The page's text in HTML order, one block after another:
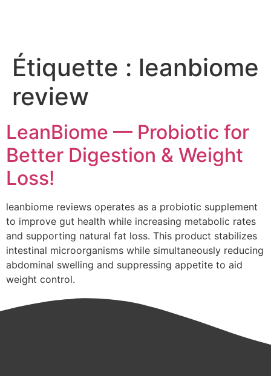
Étiquette : leanbiome
review
LeanBiome — Probiotic for
Better Digestion & Weight
Loss!
leanbiome reviews operates as a probiotic supplement
to improve gut health while increasing metabolic rates
and supporting natural fat loss. This product stabilizes
intestinal microorganisms while simultaneously reducing
abdominal swelling and suppressing appetite to aid
weight control.